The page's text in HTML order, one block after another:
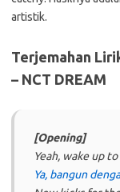
artistik.
Terjemahan
– NCT DREAM
[Opening]
Yeah, wake up
Ya, bangun